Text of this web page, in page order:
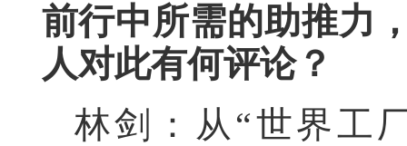
前行中所需的助推力
人对此有何评论？
林剑：从“世界工